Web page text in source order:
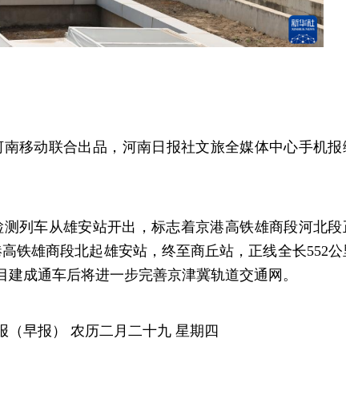
移动联合出品，河南日报社文旅全媒体中心手机报
测列车从雄安站开出，标志着京港高铁雄商段河北段
铁雄商段北起雄安站，终至商丘站，正线全长552公
建成通车后将进一步完善京津冀轨道交通网。
（早报） 农历二月二十九 星期四